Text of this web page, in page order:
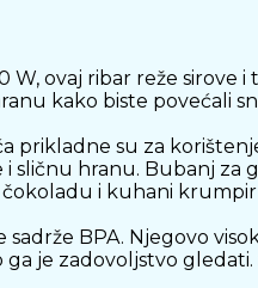
W, ovaj ribar reže
kako biste povećali
prikladne su za
sličnu hranu. Bubanj za
i kuhani krumpir
sadrže BPA. Njegovo
ga je zadovoljstvo